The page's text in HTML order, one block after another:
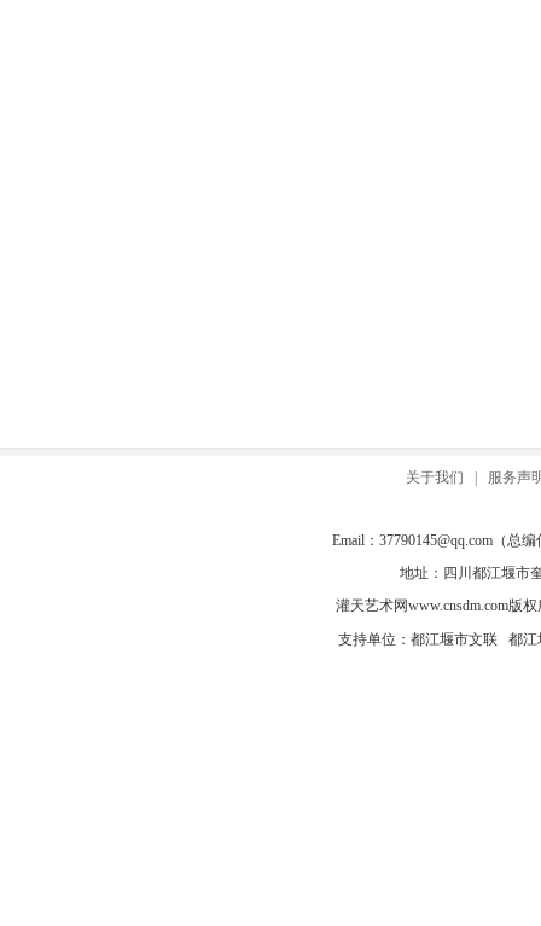
关于我们 服务声
Email： 37790145@qq.com（总编
地址：四川都江堰市
灌天艺术网www.cnsdm.com版权
支持单位：都江堰市文联 都